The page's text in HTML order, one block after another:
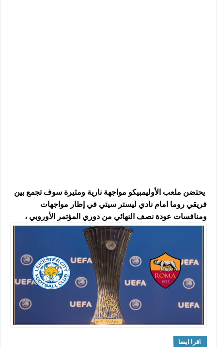
يحتضن ملعب الأوليمبيكو مواجهة نارية ومثيرة سوف تجمع بين
فريقي روما امام نادي ليستر سيتي في إطار مواجهات
ومنافسات عودة نصف النهائي من دوري المؤتمر الأوروبي ،
اقرا ايضا